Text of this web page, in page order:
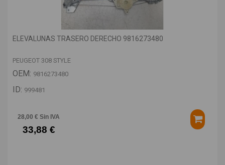
ELEVALUNAS TRASERO DERECHO 9816273480
PEUGEOT 308 STYLE
OEM: 9816273480
ID: 999481
28,00 € Sin IVA
33,88 €